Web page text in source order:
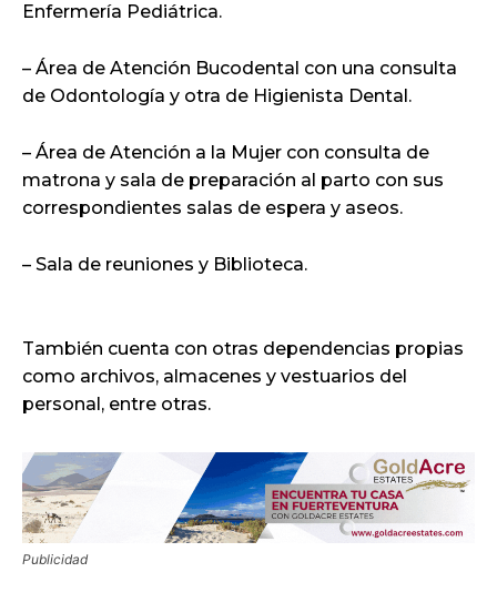
Enfermería Pediátrica.
– Área de Atención Bucodental con una consulta
de Odontología y otra de Higienista Dental.
– Área de Atención a la Mujer con consulta de
matrona y sala de preparación al parto con sus
correspondientes salas de espera y aseos.
– Sala de reuniones y Biblioteca.
También cuenta con otras dependencias propias
como archivos, almacenes y vestuarios del
personal, entre otras.
Publicidad